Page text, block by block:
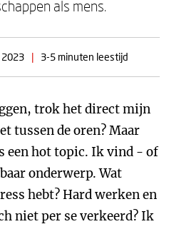
als mens.
| 3-5 minuten leestijd
trok het direct mijn
tussen de oren? Maar
een hot topic. Ik vind - of
onderwerp. Wat
hebt? Hard werken en
niet per se verkeerd? Ik